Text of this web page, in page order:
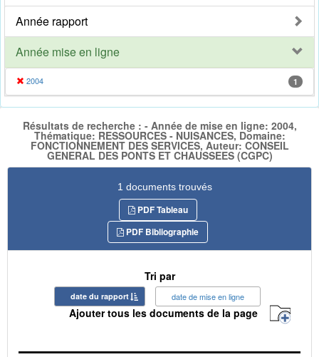
Année rapport
Année mise en ligne
2004 1
Résultats de recherche : - Année de mise en ligne: 2004,
Thématique: RESSOURCES - NUISANCES, Domaine:
FONCTIONNEMENT DES SERVICES, Auteur: CONSEIL
GENERAL DES PONTS ET CHAUSSEES (CGPC)
1 documents trouvés
PDF Tableau
PDF Bibliographie
Tri par
date du rapport date de mise en ligne
Ajouter tous les documents de la page